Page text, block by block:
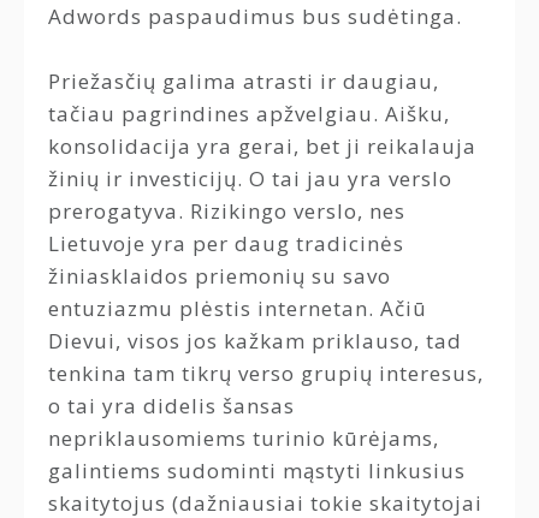
Adwords paspaudimus bus sudėtinga.
Priežasčių galima atrasti ir daugiau,
tačiau pagrindines apžvelgiau. Aišku,
konsolidacija yra gerai, bet ji reikalauja
žinių ir investicijų. O tai jau yra verslo
prerogatyva. Rizikingo verslo, nes
Lietuvoje yra per daug tradicinės
žiniasklaidos priemonių su savo
entuziazmu plėstis internetan. Ačiū
Dievui, visos jos kažkam priklauso, tad
tenkina tam tikrų verso grupių interesus,
o tai yra didelis šansas
nepriklausomiems turinio kūrėjams,
galintiems sudominti mąstyti linkusius
skaitytojus (dažniausiai tokie skaitytojai